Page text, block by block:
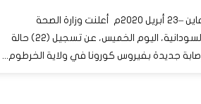
عاين –23 أبريل 2020م أعلنت وزارة الصحة
السودانية، اليوم الخميس، عن تسجيل (٢٢) حالة
إصابة جديدة بفيروس كورونا في ولاية الخرطوم...